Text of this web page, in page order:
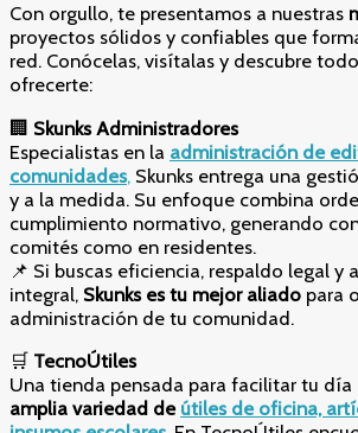
Con orgullo, te presentamos a nuestras
proyectos sólidos y confiables que
red. Conócelas, visítalas y descubre
ofrecerte:
🏢 Skunks Administradores
Especialistas en la administración de
comunidades, Skunks entrega una
y a la medida. Su enfoque combina
cumplimiento normativo, generando
comités como en residentes.
📌 Si buscas eficiencia, respaldo legal y
integral, Skunks es tu mejor aliado para
administración de tu comunidad.
🛒 TecnoÚtiles
Una tienda pensada para facilitar tu día
amplia variedad de útiles de oficina,